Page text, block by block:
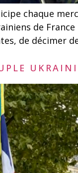
chaque
de
de décimer